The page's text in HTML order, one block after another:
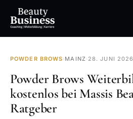
POWDER BROWS· MAINZ· 28. JUNI 2026
Powder Brows
kostenlos bei Massis
Ratgeber